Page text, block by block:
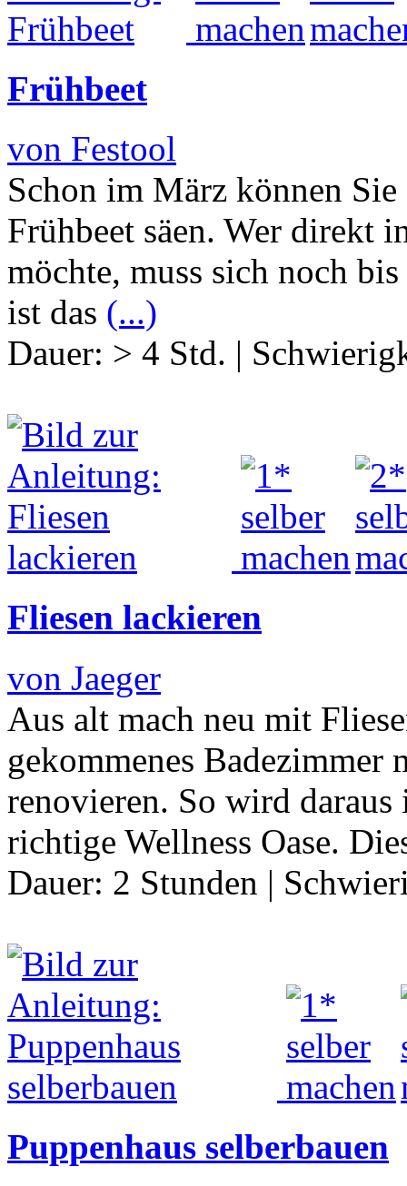
Frühbeet
von Festool
Schon im März können
Frühbeet säen. Wer direkt
möchte, muss sich noch
ist das (...)
Dauer: > 4 Std. |
Fliesen lackieren
von Jaeger
Aus alt mach neu mit
gekommenes
renovieren. So wird
richtige Wellness Oase.
Dauer: 2 Stunden |
Puppenhaus selberbauen